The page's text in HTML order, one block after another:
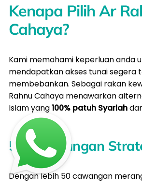
Kenapa Pilih Ar
Cahaya?
Kami memahami keperluan anda
mendapatkan akses tunai segera
membebankan. Sebagai rakan
Rahnu Cahaya menawarkan
Islam yang100% patuh Syariah
50+ Cawangan
Dengan lebih 50 cawangan